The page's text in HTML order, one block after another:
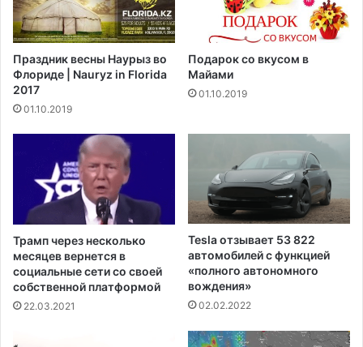
Праздник весны Наурыз во
Флориде | Nauryz in Florida
2017
01.10.2019
Подарок со вкусом в
Майами
01.10.2019
Трамп через несколько
месяцев вернется в
социальные сети со своей
собственной платформой
22.03.2021
Tesla отзывает 53 822
автомобилей с функцией
«полного автономного
вождения»
02.02.2022